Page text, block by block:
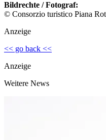
Bildrechte / Fotograf:
© Consorzio turistico Piana
Anzeige
<< go back <<
Anzeige
Weitere News